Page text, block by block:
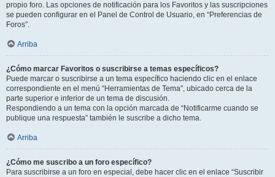
propio foro. Las opciones de notificación para los Favoritos y las suscripciones
se pueden configurar en el Panel de Control de Usuario, en “Preferencias de
Foros”.
Arriba
¿Cómo marcar Favoritos o suscribirse a temas específicos?
Puede marcar o suscribirse a un tema específico haciendo clic en el enlace
correspondiente en el menú “Herramientas de Tema”, ubicado cerca de la
parte superior e inferior de un tema de discusión.
Respondiendo a un tema con la opción marcada de “Notificarme cuando se
publique una respuesta” también le suscribe a dicho tema.
Arriba
¿Cómo me suscribo a un foro específico?
Para suscribirse a un foro en especial, debe hacer clic en el enlace “Suscribir